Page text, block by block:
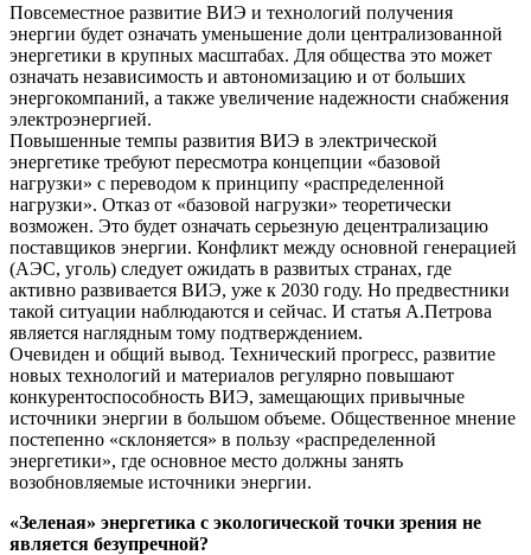
Повсеместное развитие ВИЭ и технологий получения
энергии будет означать уменьшение доли централизованной
энергетики в крупных масштабах. Для общества это может
означать независимость и автономизацию и от больших
энергокомпаний, а также увеличение надежности снабжения
электроэнергией.
Повышенные темпы развития ВИЭ в электрической
энергетике требуют пересмотра концепции «базовой
нагрузки» с переводом к принципу «распределенной
нагрузки». Отказ от «базовой нагрузки» теоретически
возможен. Это будет означать серьезную децентрализацию
поставщиков энергии. Конфликт между основной генерацией
(АЭС, уголь) следует ожидать в развитых странах, где
активно развивается ВИЭ, уже к 2030 году. Но предвестники
такой ситуации наблюдаются и сейчас. И статья А.Петрова
является наглядным тому подтверждением.
Очевиден и общий вывод. Технический прогресс, развитие
новых технологий и материалов регулярно повышают
конкурентоспособность ВИЭ, замещающих привычные
источники энергии в большом объеме. Общественное мнение
постепенно «склоняется» в пользу «распределенной
энергетики», где основное место должны занять
возобновляемые источники энергии.
«Зеленая» энергетика с экологической точки зрения не
является безупречной?